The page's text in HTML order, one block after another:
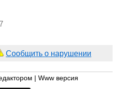
Сообщить о нарушении
Www версия